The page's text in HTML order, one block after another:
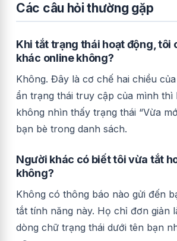
Các câu hỏi thường gặp
Khi tắt trạng thái hoạt động, tôi
khác online không?
Không. Đây là cơ chế hai chiều
ẩn trạng thái truy cập của mình thì
không nhìn thấy trạng thái “Vừa
bạn bè trong danh sách.
Người khác có biết tôi vừa tắt
không?
Không có thông báo nào gửi đến
tắt tính năng này. Họ chỉ đơn giản
dòng chữ trạng thái dưới tên bạn